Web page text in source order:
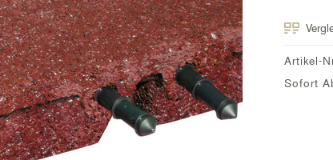
Artikel-
Sofort